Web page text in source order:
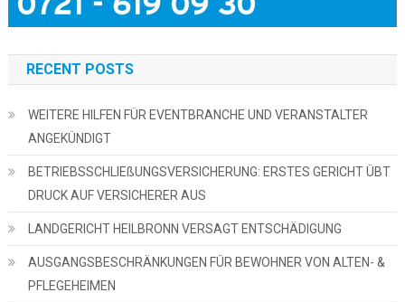
RECENT POSTS
WEITERE HILFEN FÜR EVENTBRANCHE UND VERANSTALTER
ANGEKÜNDIGT
BETRIEBSSCHLIEßUNGSVERSICHERUNG: ERSTES GERICHT ÜBT
DRUCK AUF VERSICHERER AUS
LANDGERICHT HEILBRONN VERSAGT ENTSCHÄDIGUNG
AUSGANGSBESCHRÄNKUNGEN FÜR BEWOHNER VON ALTEN- &
PFLEGEHEIMEN